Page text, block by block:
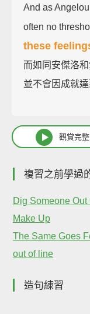
And as
often no
these
而如同安傑洛
並不會因成就
觀賞完整
複習之前學過
Dig Someone Out
Make Up
The Same Goes
out of line
造句練習